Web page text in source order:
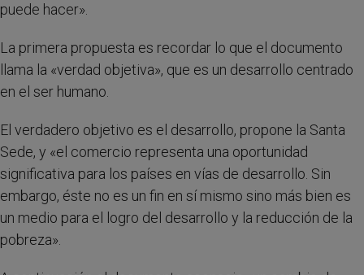
puede hacer».
La primera propuesta es recordar lo que el documento
llama la «verdad objetiva», que es un desarrollo centrado
en el ser humano.
El verdadero objetivo es el desarrollo, propone la Santa
Sede, y «el comercio representa una oportunidad
significativa para los países en vías de desarrollo. Sin
embargo, éste no es un fin en sí mismo sino más bien es
un medio para el logro del desarrollo y la reducción de la
pobreza».